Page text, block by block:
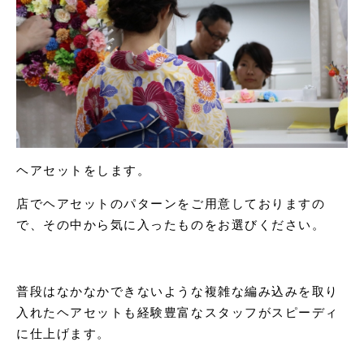
ヘアセットをします。
店でヘアセットのパターンをご用意しておりますの
で、その中から気に入ったものをお選びください。
普段はなかなかできないような複雑な編み込みを取り
入れたヘアセットも経験豊富なスタッフがスピーディ
に仕上げます。